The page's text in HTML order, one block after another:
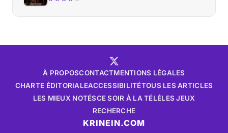
À PROPOSCONTACTMENTIONS LÉGALES
CHARTE ÉDITORIALEACCESSIBILITÉTOUS LES ARTICLES
LES MIEUX NOTÉSCE SOIR À LA TÉLÉLES JEUX
RECHERCHE
KRINEIN.COM